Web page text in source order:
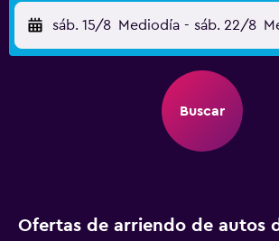
sáb. 15/8 Mediodía - sáb. 22/8
Buscar
Ofertas de arriendo de autos